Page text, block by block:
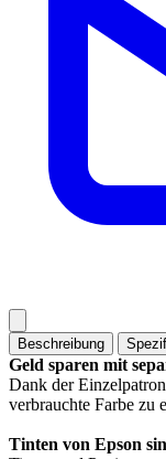
Beschreibung
Geld sparen mit
Dank der
verbrauchte Farbe zu
Tinten von Epson